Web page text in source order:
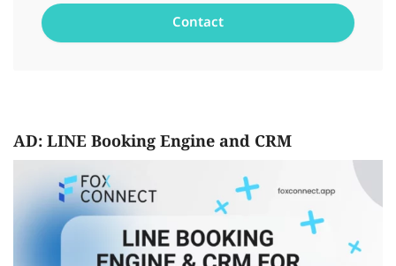
AD: LINE Booking Engine and CRM